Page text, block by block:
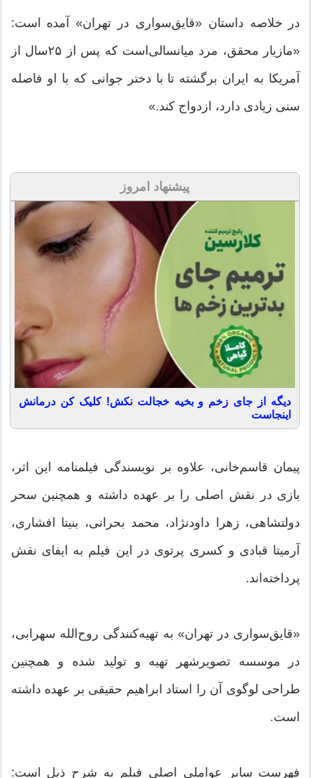
در خلاصه داستان «قایق‌سواری در تهران» آمده است:
«مازیار محقق، مرد میانسالی‌است که پس از ۲۵سال از
آمریکا به ایران برگشته تا با دختر جوانی که با او فاصله
سنی زیادی دارد، ازدواج کند.»
پیشنهاد امروز
دیگه از جای زخم و بخیه خجالت نکش! کلیک کن درمانش
اینجاست
پیمان قاسم‌خانی، علاوه بر نویسندگی فیلمنامه این اثر،
بازی در نقش اصلی را بر عهده داشته و همچنین سحر
دولتشاهی، زهرا داودنژاد، محمد بحرانی، بنیتا افشاری،
آرمیتا قبادی و کسری پرتوی در این فیلم به ایفای نقش
پرداخته‌اند.
«قایق‌سواری در تهران» به تهیه‌کنندگی روح‌الله سهرابی،
در موسسه تصویرشهر تهیه و تولید شده و همچنین
طراحی لوگوی آن را استاد ابراهیم حقیقی بر عهده داشته
است.
فهرست سایر عواملی اصلی فیلم به شرح ذیل است: